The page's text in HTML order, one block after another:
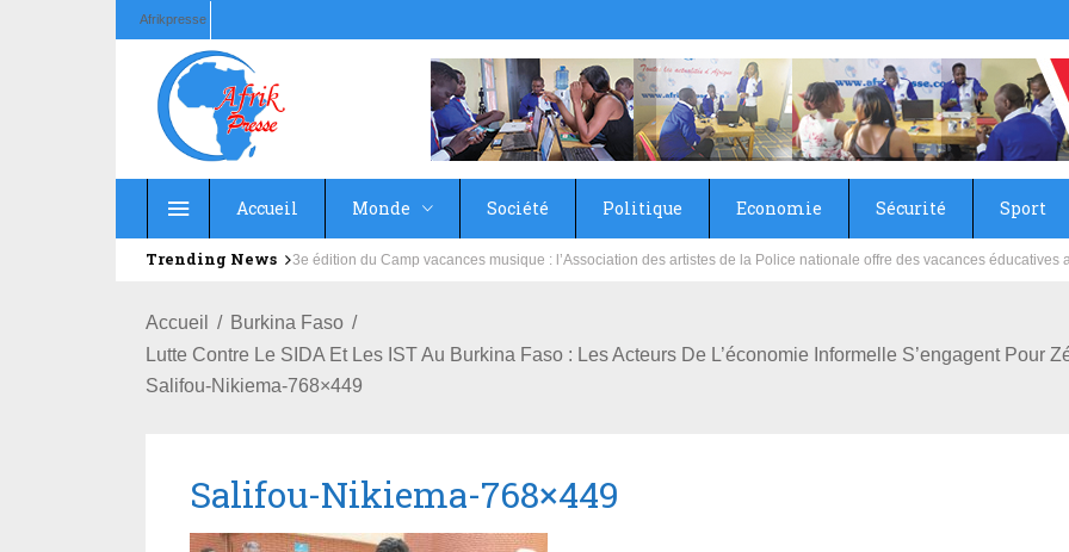
Afrikpresse
Accueil Monde Société Politique Economie Sécurité Sport
Trending News Education : la fédération de la Russie rénove les écoles primaire et collège du Camp Général Aboubacar Sangoulé
Accueil
Burkina Faso
Lutte Contre Le SIDA Et Les IST Au Burkina Faso : Les Acteurs De L’économie Informelle S’engagent Pour
Salifou-Nikiema-768×449
Salifou-Nikiema-768×449